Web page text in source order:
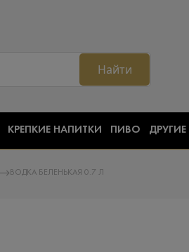
Найти
КРЕПКИЕ НАПИТКИ ПИВО
ВОДКА БЕЛЕНЬКАЯ 0.7 Л